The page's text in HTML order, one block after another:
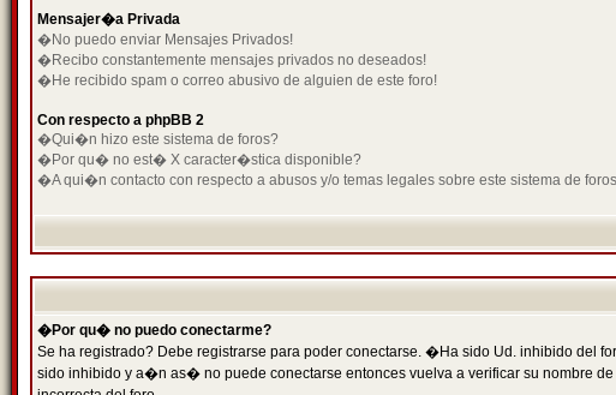
Mensajer�a Privada
�No puedo enviar Mensajes Privados!
�Recibo constantemente mensajes privados no deseados!
�He recibido spam o correo abusivo de alguien de este foro!
Con respecto a phpBB 2
�Qui�n hizo este sistema de foros?
�Por qu� no est� X caracter�stica disponible?
�A qui�n contacto con respecto a abusos y/o temas legales sobre este sistema de
�Por qu� no puedo conectarme?
Se ha registrado? Debe registrarse para poder conectarse. �Ha sido Ud. inhibido del
sido inhibido y a�n as� no puede conectarse entonces vuelva a verificar su nombre